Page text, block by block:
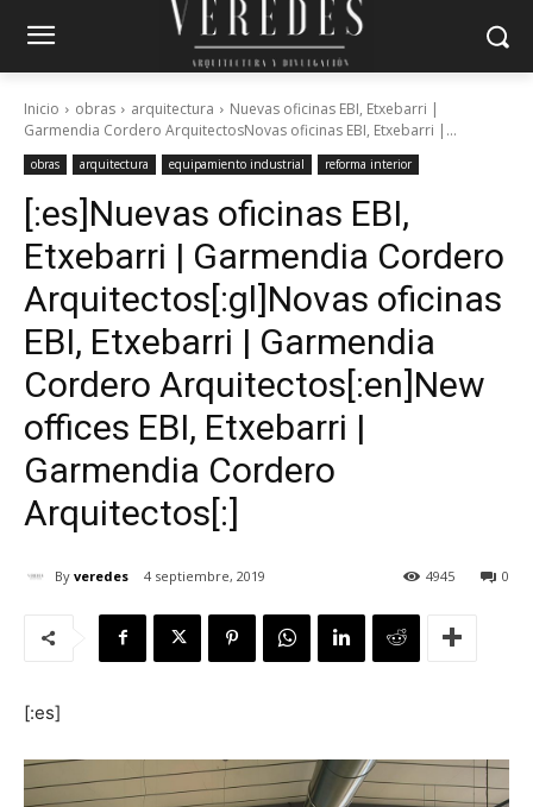
Inicio obras arquitectura
Nuevas oficinas EBI, Etxebarri |
Garmendia Cordero ArquitectosNovas oficinas EBI, Etxebarri |...
obras arquitectura equipamiento industrial reforma interior
[:es]Nuevas oficinas EBI,
Etxebarri | Garmendia Cordero
Arquitectos[:gl]Novas oficinas
EBI, Etxebarri | Garmendia
Cordero Arquitectos[:en]New
offices EBI, Etxebarri |
Garmendia Cordero
Arquitectos[:]
By veredes 4 septiembre, 2019 0
4945
[:es]